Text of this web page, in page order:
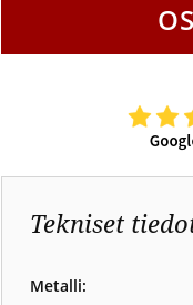
Tekniset
Metalli: